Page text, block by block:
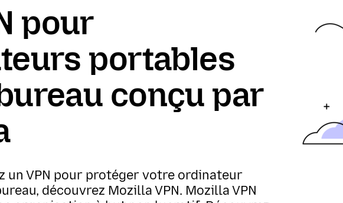
pour
portables
conçu par
un VPN pour protéger votre ordinateur
découvrez Mozilla VPN. Mozilla VPN